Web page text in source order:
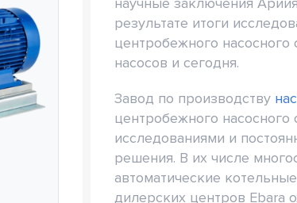
результате итоги
центробежного насосного
насосов и сегодня.
Завод по производству
центробежного
исследованиями и
решения. В их числе
автоматические
дилерских центров Ebara